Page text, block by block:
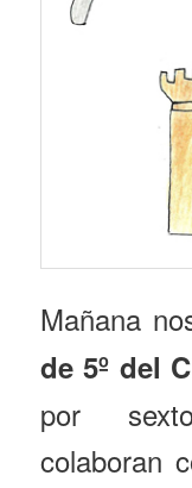
Mañana
de 5º del
por
colaboran